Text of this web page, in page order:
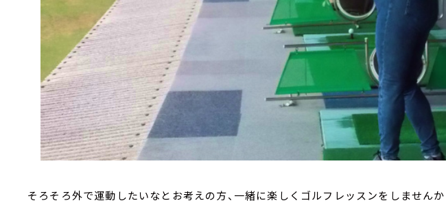
そろそろ外で運動したいなとお考えの方、一緒に楽しくゴルフレッスンをしません